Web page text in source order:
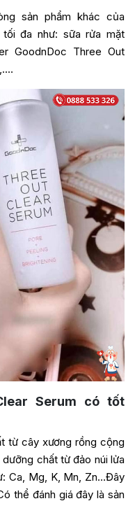
sản phẩm khác của
đa như: sữa rửa mặt
GoodnDoc Three Out
Serum có tốt
từ cây xương rồng cộng
chất từ đảo núi lửa
Ca, Mg, K, Mn, Zn…Đây
thể đánh giá đây là sản